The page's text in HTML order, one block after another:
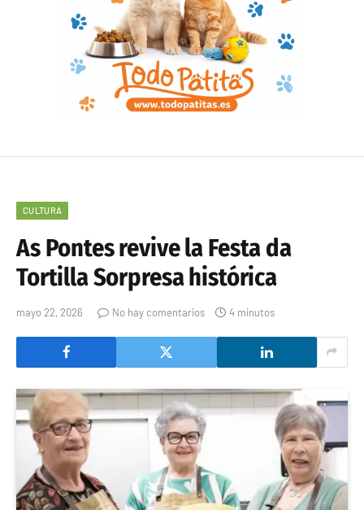
CULTURA
As Pontes revive la Festa da
Tortilla Sorpresa histórica
mayo 22, 2026 No hay comentarios 4 minutos